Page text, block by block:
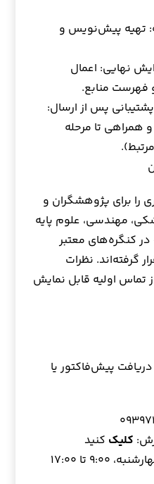
تهیه پیش‌نویس و
نهایی: اعمال
فهرست منابع.
پس از ارسال:
همراهی تا مرحله
را برای پژوهشگران و
مهندسی، علوم پایه
در کنگره‌های معتبر
گرفته‌اند. نظرات
تماس اولیه قابل نمایش
پیش‌فاکتور یا
کلیک کنید
تا ۱۷:۰۰